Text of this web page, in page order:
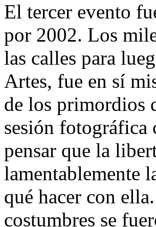
El tercer evento
por 2002. Los
las calles para
Artes, fue en sí
de los primordios
sesión fotográfica
pensar que la
lamentablemente
qué hacer con
costumbres se